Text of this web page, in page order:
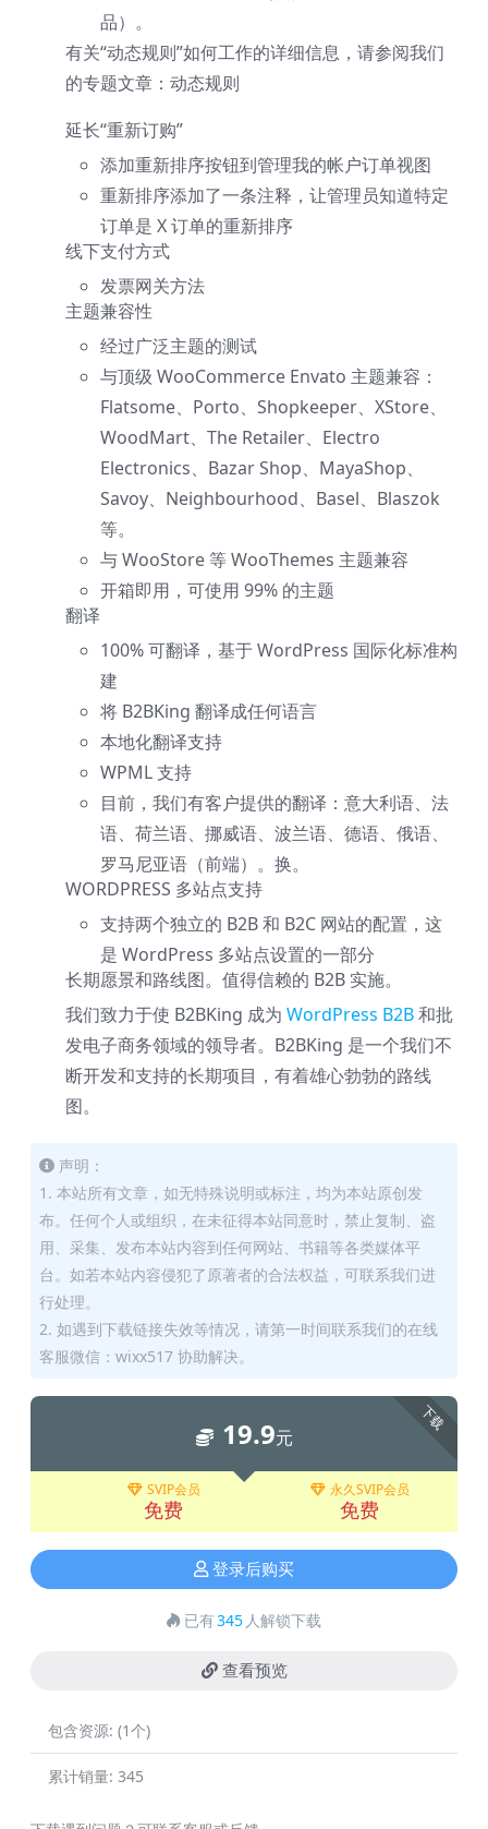
品）。
有关“动态规则”如何工作的详细信息，请参阅我们
的专题文章：动态规则
延长“重新订购”
添加重新排序按钮到管理我的帐户订单视图
重新排序添加了一条注释，让管理员知道特定
订单是 X 订单的重新排序
线下支付方式
发票网关方法
主题兼容性
经过广泛主题的测试
与顶级 WooCommerce Envato 主题兼容：
Flatsome、Porto、Shopkeeper、XStore、
WoodMart、The Retailer、Electro
Electronics、Bazar Shop、MayaShop、
Savoy、Neighbourhood、Basel、Blaszok
等。
与 WooStore 等 WooThemes 主题兼容
开箱即用，可使用 99% 的主题
翻译
100% 可翻译，基于 WordPress 国际化标准构
建
将 B2BKing 翻译成任何语言
本地化翻译支持
WPML 支持
目前，我们有客户提供的翻译：意大利语、法
语、荷兰语、挪威语、波兰语、德语、俄语、
罗马尼亚语（前端）。换。
WORDPRESS 多站点支持
支持两个独立的 B2B 和 B2C 网站的配置，这
是 WordPress 多站点设置的一部分
长期愿景和路线图。值得信赖的 B2B 实施。
我们致力于使 B2BKing 成为 WordPress B2B和批
发电子商务领域的领导者。B2BKing 是一个我们不
断开发和支持的长期项目，有着雄心勃勃的路线
图。
声明：
1. 本站所有文章，如无特殊说明或标注，均为本站原创发
布。任何个人或组织，在未征得本站同意时，禁止复制、盗
用、采集、发布本站内容到任何网站、书籍等各类媒体平
台。如若本站内容侵犯了原著者的合法权益，可联系我们进
行处理。
2. 如遇到下载链接失效等情况，请第一时间联系我们的在线
客服微信：wixx517 协助解决。
下载
19.9元
SVIP会员
免费
永久SVIP会员
免费
登录后购买
已有345 人解锁下载
查看预览
包含资源: (1个)
累计销量: 345